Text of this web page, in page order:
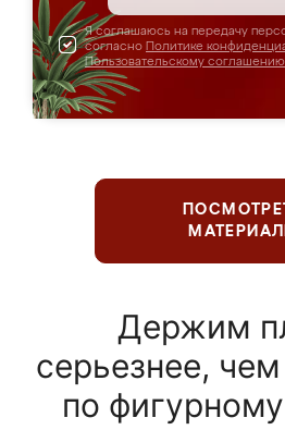
Я соглашаюсь на передачу
согласно Политике
Пользовательскому соглашению
Держим
серьезнее,
по